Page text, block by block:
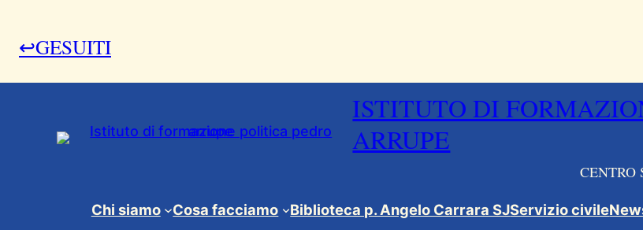
↩GESUITI
ISTITUTO DI
ARRUPE
CENTRO
Chi siamo Cosa facciamo Biblioteca p. Angelo Carrara SJServizio civile
18 Gennaio 2010